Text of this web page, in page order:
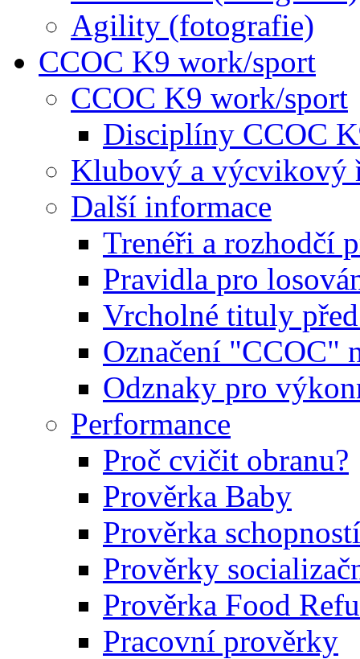
Agility (fotografie)
CCOC K9 work/sport
CCOC K9 work/sport
Disciplíny CCOC
Klubový a výcvikový
Další informace
Trenéři a rozhodčí
Pravidla pro
Vrcholné tituly
Označení "CCOC"
Odznaky pro
Performance
Proč cvičit obranu?
Prověrka Baby
Prověrka
Prověrky
Prověrka Food
Pracovní prověrky